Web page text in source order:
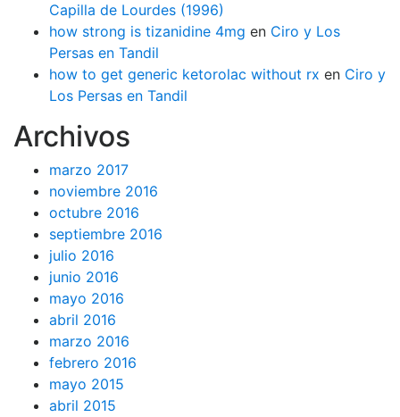
Capilla de Lourdes (1996)
how strong is tizanidine 4mg en Ciro y Los
Persas en Tandil
how to get generic ketorolac without rx en Ciro y
Los Persas en Tandil
Archivos
marzo 2017
noviembre 2016
octubre 2016
septiembre 2016
julio 2016
junio 2016
mayo 2016
abril 2016
marzo 2016
febrero 2016
mayo 2015
abril 2015